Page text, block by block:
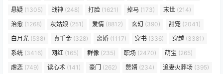
悬疑 (1305) 战神 (248) 打脸 (1621) 掉马 (173) 末世 (214)
治愈 (1268) 灰姑娘 (251) 爱情 (8812) 玄幻 (390) 甜宠 (2041)
白月光 (538) 真千金 (328) 离婚 (1117) 穿书 (336) 穿越 (3381)
系统 (3416) 网红 (165) 群像 (235) 职场 (2470) 萌宝 (265)
虐恋 (749) 读心术 (141) 豪门 (262) 赘婿 (234) 追妻火葬场 (395)